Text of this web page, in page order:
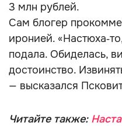
3 млн рублей.
Сам блогер
иронией.
подала. Обиделась,
достоинство.
— высказался
Читайте также: